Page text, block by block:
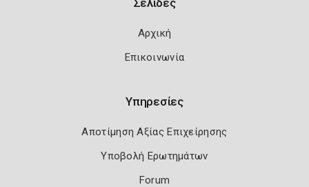
Αρχική
Επικοινωνία
Υπηρεσίες
Αποτίμηση Αξίας Επιχείρησης
Υποβολή Ερωτημάτων
Forum